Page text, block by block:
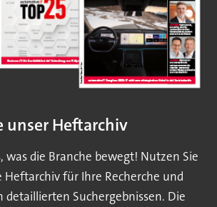
unser Heftarchiv
was die Branche bewegt! Nutzen Sie
für Ihre Recherche und
detaillierten Suchergebnissen. Die